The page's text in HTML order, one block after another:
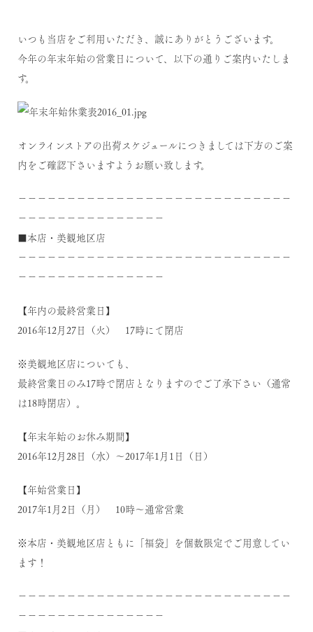
いつも当店をご利用いただき、誠にありがとうございます。
今年の年末年始の営業日について、以下の通りご案内いたしま
す。
オンラインストアの出荷スケジュールにつきましては下方のご案
内をご確認下さいますようお願い致します。
－－－－－－－－－－－－－－－－－－－－－－－－－－－－
－－－－－－－－－－－－－－－
■本店・美観地区店
－－－－－－－－－－－－－－－－－－－－－－－－－－－－
－－－－－－－－－－－－－－－
【年内の最終営業日】
2016年12月27日（火） 17時にて閉店
※美観地区店についても、
最終営業日のみ17時で閉店となりますのでご了承下さい（通常
は18時閉店）。
【年末年始のお休み期間】
2016年12月28日（水）～2017年1月1日（日）
【年始営業日】
2017年1月2日（月） 10時～通常営業
※本店・美観地区店ともに「福袋」を個数限定でご用意してい
ます！
－－－－－－－－－－－－－－－－－－－－－－－－－－－－
－－－－－－－－－－－－－－－